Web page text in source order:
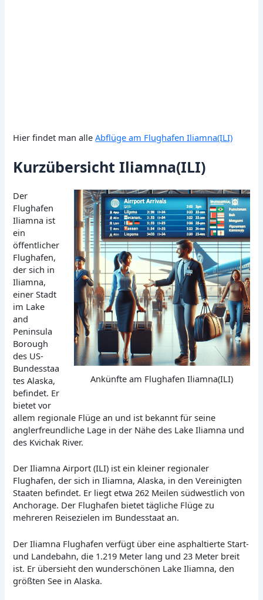
Hier findet man alleAbflüge am Flughafen Iliamna(ILI)
Kurzübersicht Iliamna(ILI)
Ankünfte am Flughafen Iliamna(ILI)
Der
Flughafen
Iliamna ist
ein
öffentlicher
Flughafen,
der sich in
Iliamna,
einer Stadt
im Lake
and
Peninsula
Borough
des US-
Bundesstaa
tes Alaska,
befindet. Er
bietet vor
allem regionale Flüge an und ist bekannt für seine
anglerfreundliche Lage in der Nähe des Lake Iliamna und
des Kvichak River.
Der Iliamna Airport (ILI) ist ein kleiner regionaler
Flughafen, der sich in Iliamna, Alaska, in den Vereinigten
Staaten befindet. Er liegt etwa 262 Meilen südwestlich von
Anchorage. Der Flughafen bietet tägliche Flüge zu
mehreren Reisezielen im Bundesstaat an.
Der Iliamna Flughafen verfügt über eine asphaltierte Start-
und Landebahn, die 1.219 Meter lang und 23 Meter breit
ist. Er übersieht den wunderschönen Lake Iliamna, den
größten See in Alaska.